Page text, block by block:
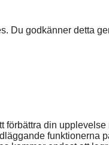
Du godkänner detta
förbättra din
funktionerna